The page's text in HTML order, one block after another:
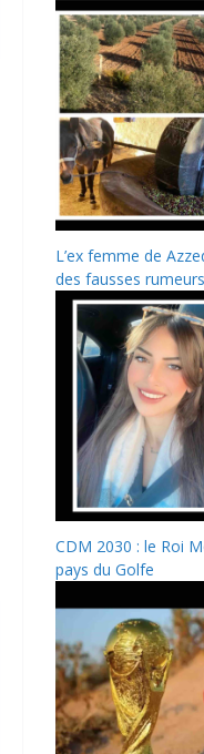
L’ex femme de
des fausses rumeurs
CDM 2030 : le Roi
pays du Golfe